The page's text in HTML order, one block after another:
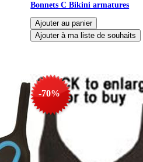
Bonnets C Bikini armatures
-70%